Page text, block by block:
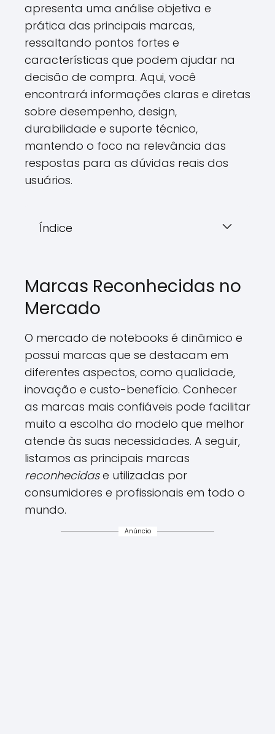
apresenta uma análise objetiva e
prática das principais marcas,
ressaltando pontos fortes e
características que podem ajudar na
decisão de compra. Aqui, você
encontrará informações claras e diretas
sobre desempenho, design,
durabilidade e suporte técnico,
mantendo o foco na relevância das
respostas para as dúvidas reais dos
usuários.
Índice
Marcas Reconhecidas no
Mercado
O mercado de notebooks é dinâmico e
possui marcas que se destacam em
diferentes aspectos, como qualidade,
inovação e custo-benefício. Conhecer
as marcas mais confiáveis pode facilitar
muito a escolha do modelo que melhor
atende às suas necessidades. A seguir,
listamos as principais marcas
reconhecidase utilizadas por
consumidores e profissionais em todo o
mundo.
Anúncio